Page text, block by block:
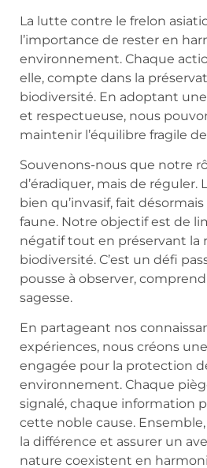
La lutte contre le frelon
l’importance de rester en
environnement. Chaque
elle, compte dans la
biodiversité. En adoptant
et respectueuse, nous
maintenir l’équilibre fragile
Souvenons-nous que notre
d’éradiquer, mais de réguler.
bien qu’invasif, fait
faune. Notre objectif est de
négatif tout en préservant la
biodiversité. C’est un défi
pousse à observer,
sagesse.
En partageant nos
expériences, nous créons
engagée pour la protection
environnement. Chaque
signalé, chaque information
cette noble cause.
la différence et assurer un
nature coexistent en